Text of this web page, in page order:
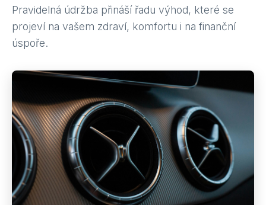
Pravidelná údržba přináší řadu výhod, které se
projeví na vašem zdraví, komfortu i na finanční
úspoře.